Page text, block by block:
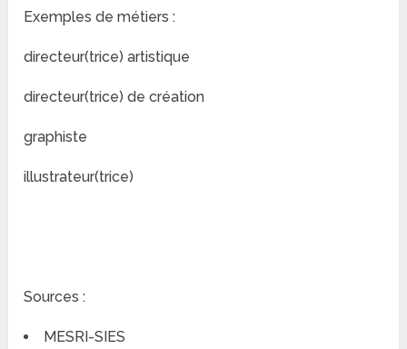
Exemples de métiers :
directeur(trice) artistique
directeur(trice) de création
graphiste
illustrateur(trice)
Sources :
MESRI-SIES